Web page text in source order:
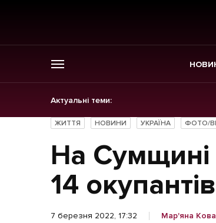
Актуальні теми:
ГОЛОВНЕ
Новини
Політика
Економіка
ЖИТТЯ НОВИНИ УКРАЇНА ФОТО/
На
14
7 березня 2022, 17:32 Мар'яна